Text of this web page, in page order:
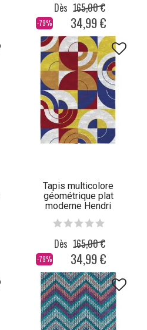
-79%
Dès 165,00 €
34,99 €
Tapis multicolore
géométrique plat
moderne Hendri
-79%
Dès 165,00 €
34,99 €